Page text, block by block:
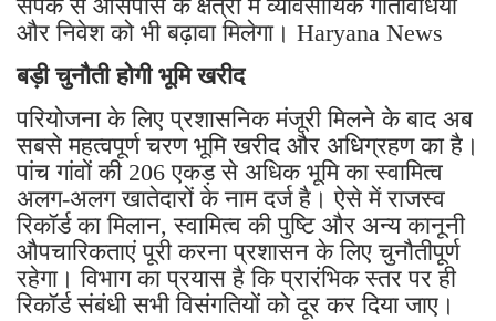
संपर्क से आसपास के क्षेत्रों में व्यावसायिक गतिविधियों
और निवेश को भी बढ़ावा मिलेगा। Haryana News
बड़ी चुनौती होगी भूमि खरीद
परियोजना के लिए प्रशासनिक मंजूरी मिलने के बाद अब
सबसे महत्वपूर्ण चरण भूमि खरीद और अधिग्रहण का है।
पांच गांवों की 206 एकड़ से अधिक भूमि का स्वामित्व
अलग-अलग खातेदारों के नाम दर्ज है। ऐसे में राजस्व
रिकॉर्ड का मिलान, स्वामित्व की पुष्टि और अन्य कानूनी
औपचारिकताएं पूरी करना प्रशासन के लिए चुनौतीपूर्ण
रहेगा। विभाग का प्रयास है कि प्रारंभिक स्तर पर ही
रिकॉर्ड संबंधी सभी विसंगतियों को दूर कर दिया जाए।